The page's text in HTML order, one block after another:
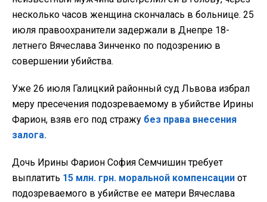
несколько часов женщина скончалась в больнице. 25
июля правоохранители задержали в Днепре 18-
летнего Вячеслава Зинченко по подозрению в
совершении убийства.
Уже 26 июля Галицкий районный суд Львова избрал
меру пресечения подозреваемому в убийстве Ирины
Фарион, взяв его под стражу без права внесения
залога.
Дочь Ирины Фарион София Семчишин требует
выплатить 15 млн. грн. моральной компенсации от
подозреваемого в убийстве ее матери Вячеслава